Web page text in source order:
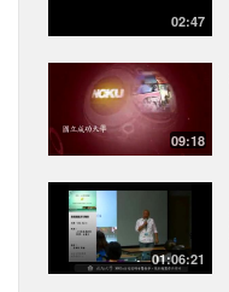
02:47
09:18
01:06:21